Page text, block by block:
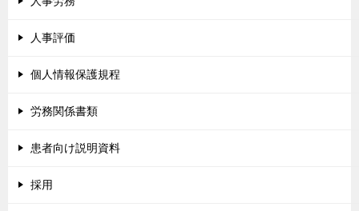
人事評価
個人情報保護規程
労務関係書類
患者向け説明資料
採用